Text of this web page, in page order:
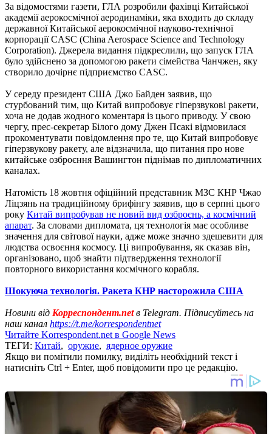
За відомостями газети, ГЛА розробили фахівці Китайської
академії аерокосмічної аеродинаміки, яка входить до складу
державної Китайської аерокосмічної науково-технічної
корпорації CASC (China Aerospace Science and Technology
Corporation). Джерела видання підкреслили, що запуск ГЛА
було здійснено за допомогою ракети сімейства Чанчжен, яку
створило дочірнє підприємство CASC.
У середу президент США Джо Байден заявив, що
стурбований тим, що Китай випробовує гіперзвукові ракети,
хоча не додав жодного коментаря із цього приводу. У свою
чергу, прес-секретар Білого дому Джен Псакі відмовилася
прокоментувати повідомлення про те, що Китай випробовує
гіперзвукову ракету, але відзначила, що питання про нове
китайське озброєння Вашингтон піднімав по дипломатичних
каналах.
Натомість 18 жовтня офіційний представник МЗС КНР Чжао
Ліцзянь на традиційному брифінгу заявив, що в серпні цього
року Китай випробував не новий вид озброєнь, а космічний
апарат. За словами дипломата, ця технологія має особливе
значення для світової науки, адже може значно здешевити для
людства освоєння космосу. Ці випробування, як сказав він,
організовано, щоб знайти підтвердження технології
повторного використання космічного корабля.
Шокуюча технологія. Ракета КНР насторожила США
Новини від Корреспондент.netв Telegram. Підписуйтесь на
наш канал https://t.me/korrespondentnet
Читайте Korrespondent.net в Google News
ТЕГИ: Китай, оружие, ядерное оружие
Якщо ви помітили помилку, виділіть необхідний текст і
натисніть Ctrl + Enter, щоб повідомити про це редакцію.